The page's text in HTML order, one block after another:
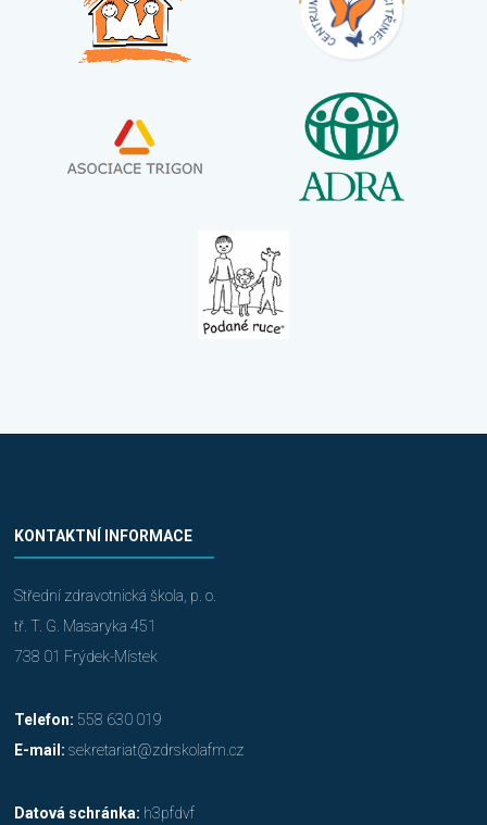
KONTAKTNÍ INFORMACE
Střední zdravotnická škola, p. o.
tř. T. G. Masaryka 451
738 01 Frýdek-Místek
Telefon: 558 630 019
E-mail: sekretariat@zdrskolafm.cz
Datová schránka: h3pfdvf